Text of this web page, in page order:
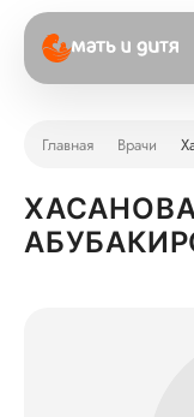
Главная Врачи